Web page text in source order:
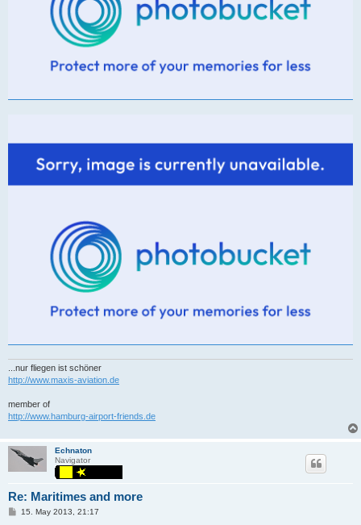
...nur fliegen ist schöner
http://www.maxis-aviation.de
member of
http://www.hamburg-airport-friends.de
Echnaton
Navigator
Re: Maritimes and more
P15. May 2013, 21:17